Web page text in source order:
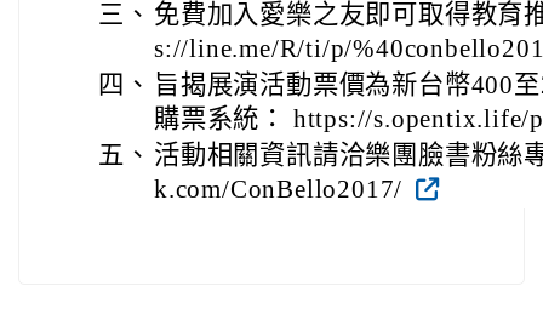
三、 免費加入愛樂之友即可取得教育
s://line.me/R/ti/p/
四、 旨揭展演活動票價為新台幣400
購票系統： https://s.opentix.life/
五、 活動相關資訊請洽樂團臉書粉絲
k.com/ConBello2017/